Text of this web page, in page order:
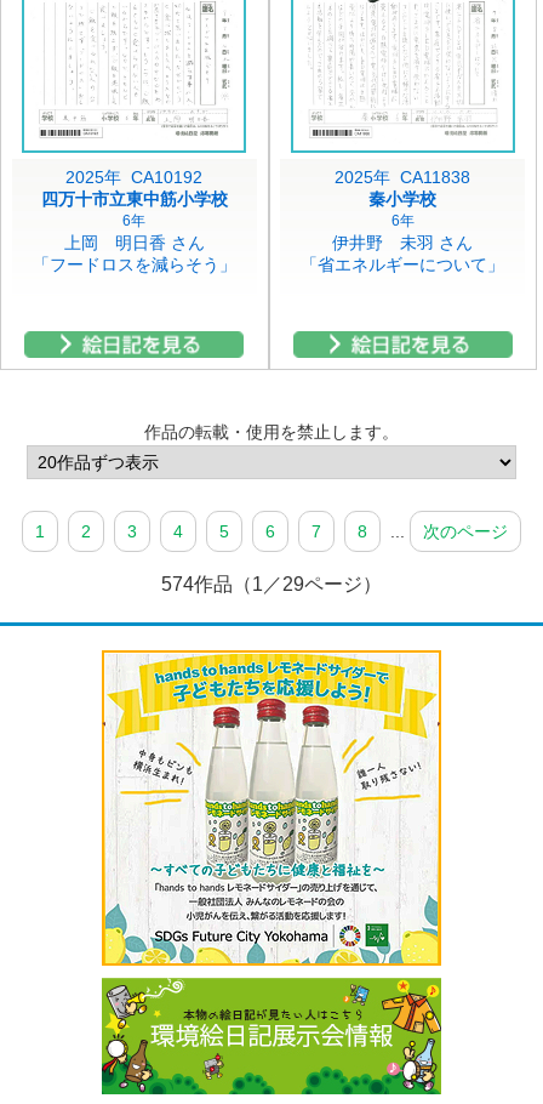
2025年 CA10192
四万十市立東中筋小学校
6年
上岡 明日香 さん
「フードロスを減らそう」
2025年 CA11838
秦小学校
6年
伊井野 未羽 さん
「省エネルギーについて」
作品の転載・使用を禁止します。
1 2 3 4 5 6 7 8 次のページ
574作品（1／29ページ）